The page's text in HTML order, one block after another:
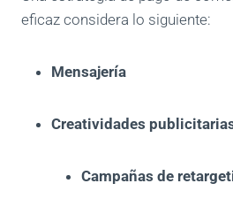
eficaz considera lo siguiente:
Mensajería
Creatividades
Campañas de